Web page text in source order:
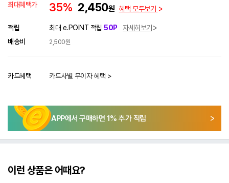
최대혜택가
35% 2,450원 혜택 모두보기
적립 최대 e.POINT 적립 50P
자세히보기
배송비
2,500원
카드혜택 카드사별 무이자 혜택 >
APP에서 구매하면 1% 추가 적립
이런 상품은 어때요?